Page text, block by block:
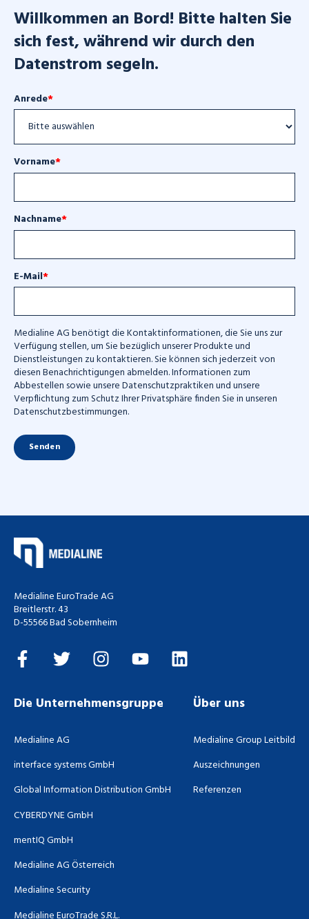
Willkommen an Bord! Bitte halten Sie
sich fest, während wir durch den
Datenstrom segeln.
Anrede*
Vorname*
Nachname*
E-Mail*
Medialine AG benötigt die Kontaktinformationen, die Sie uns zur
Verfügung stellen, um Sie bezüglich unserer Produkte und
Dienstleistungen zu kontaktieren. Sie können sich jederzeit von
diesen Benachrichtigungen abmelden. Informationen zum
Abbestellen sowie unsere Datenschutzpraktiken und unsere
Verpflichtung zum Schutz Ihrer Privatsphäre finden Sie in unseren
Datenschutzbestimmungen.
Medialine EuroTrade AG
Breitlerstr. 43
D-55566 Bad Sobernheim
Die Unternehmensgruppe
Medialine AG
interface systems GmbH
Global Information Distribution GmbH
CYBERDYNE GmbH
mentIQ GmbH
Medialine AG Österreich
Medialine Security
Medialine EuroTrade S.R.L.
Über uns
Medialine Group Leitbild
Auszeichnungen
Referenzen